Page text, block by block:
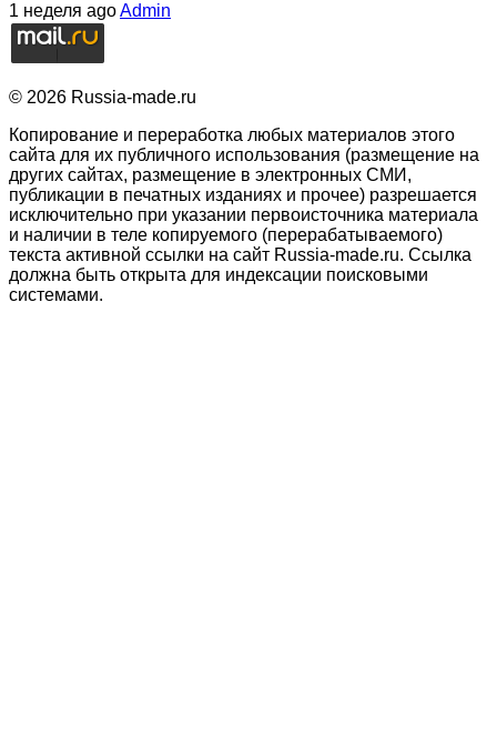
1 неделя agoAdmin
© 2026 Russia-made.ru
Копирование и переработка любых материалов этого
сайта для их публичного использования (размещение на
других сайтах, размещение в электронных СМИ,
публикации в печатных изданиях и прочее) разрешается
исключительно при указании первоисточника материала
и наличии в теле копируемого (перерабатываемого)
текста активной ссылки на сайт Russia-made.ru. Ссылка
должна быть открыта для индексации поисковыми
системами.